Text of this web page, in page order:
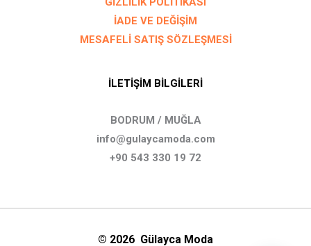
İADE VE DEĞİŞİM
MESAFELİ SATIŞ SÖZLEŞMESİ
İLETİŞİM BİLGİLERİ
BODRUM / MUĞLA
info@gulaycamoda.com
+90 543 330 19 72
© 2026 Gülayca Moda